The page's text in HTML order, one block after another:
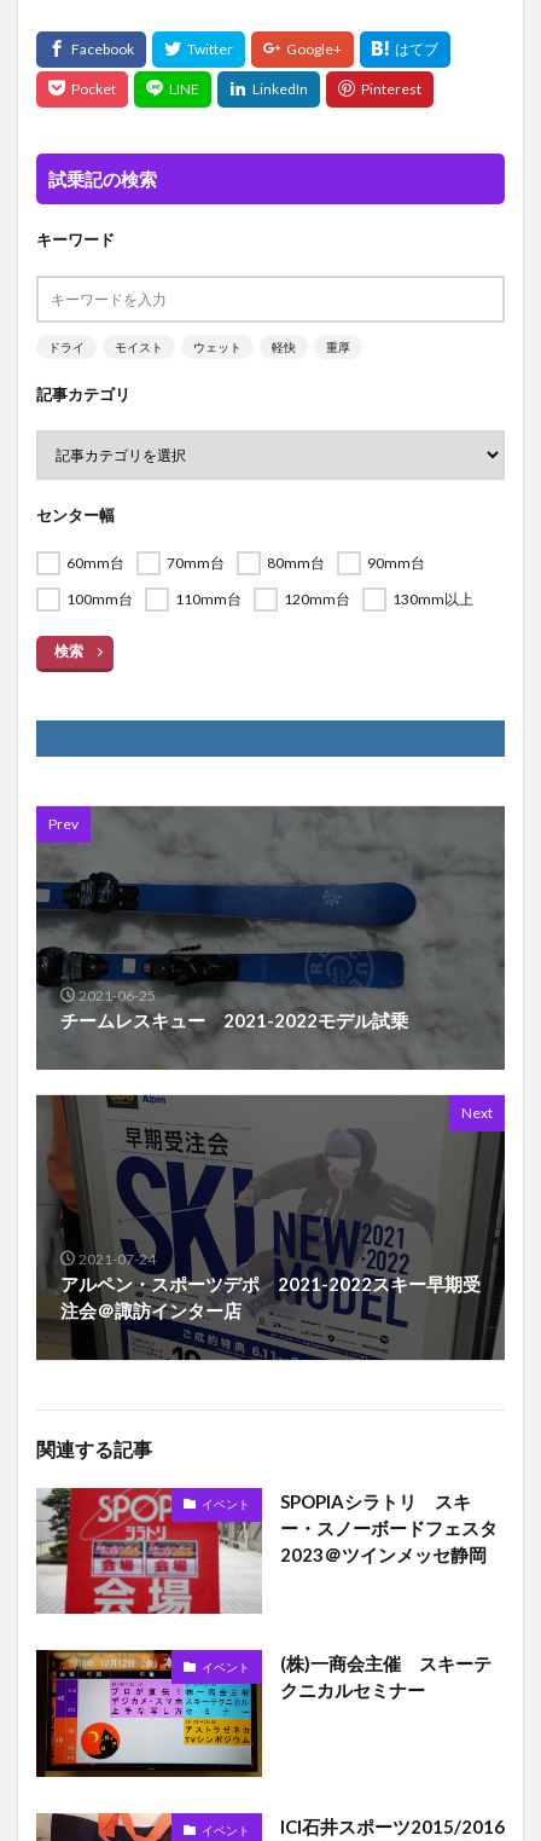
試乗記の検索
キーワード
ドライ モイスト ウェット 軽快 重厚
記事カテゴリ
センター幅
60mm台 70mm台 80mm台
90mm台
100mm台
110mm台 120mm台 130mm以上
検索
Prev
2021-06-25
チームレスキュー 2021-2022モデル試乗
Next
2021-07-24
アルペン・スポーツデポ 2021-2022スキー早期受
注会＠諏訪インター店
関連する記事
イベント
SPOPIAシラトリ スキ
ー・スノーボードフェスタ
2023＠ツインメッセ静岡
イベント
(株)一商会主催 スキーテ
クニカルセミナー
イベント
ICI石井スポーツ2015/2016